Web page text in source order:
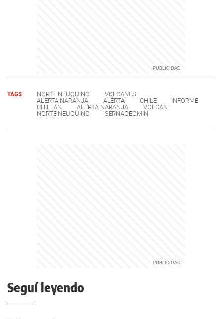
TAGS NORTE NEUQUINO
VOLCANES
ALERTA NARANJA
ALERTA CHILE
INFORME
CHILLAN
ALERTA NARANJA
VOLCAN
NORTE NEUQUINO
SERNAGEOMIN
Seguí leyendo